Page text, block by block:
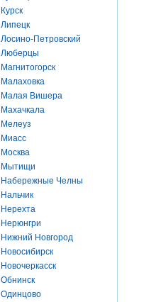
Курск
Липецк
Лосино-Петровский
Люберцы
Магнитогорск
Малаховка
Малая Вишера
Махачкала
Мелеуз
Миасс
Москва
Мытищи
Набережные Челны
Нальчик
Нерехта
Нерюнгри
Нижний Новгород
Новосибирск
Новочеркасск
Обнинск
Одинцово